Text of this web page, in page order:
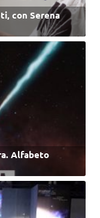
con Serena
Alfabeto